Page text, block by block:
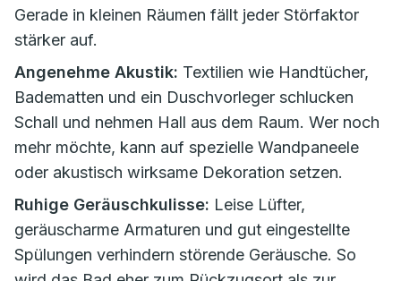
Gerade in kleinen Räumen fällt jeder Störfaktor
stärker auf.
Angenehme Akustik: Textilien wie Handtücher,
Badematten und ein Duschvorleger schlucken
Schall und nehmen Hall aus dem Raum. Wer noch
mehr möchte, kann auf spezielle Wandpaneele
oder akustisch wirksame Dekoration setzen.
Ruhige Geräuschkulisse: Leise Lüfter,
geräuscharme Armaturen und gut eingestellte
Spülungen verhindern störende Geräusche. So